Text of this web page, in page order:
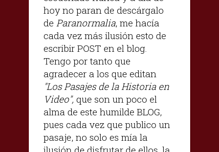
hoy no paran de descárgalo
de Paranormalia, me hacía
cada vez más ilusión esto de
escribir POST en el blog.
Tengo por tanto que
agradecer a los que editan
"Los Pasajes de la Historia en
Video", que son un poco el
alma de este humilde BLOG,
pues cada vez que publico un
pasaje, no solo es mía la